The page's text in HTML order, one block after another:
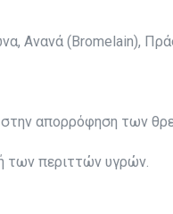
Ανανά (Bromelain),
στην απορρόφηση των
των περιττών υγρών.